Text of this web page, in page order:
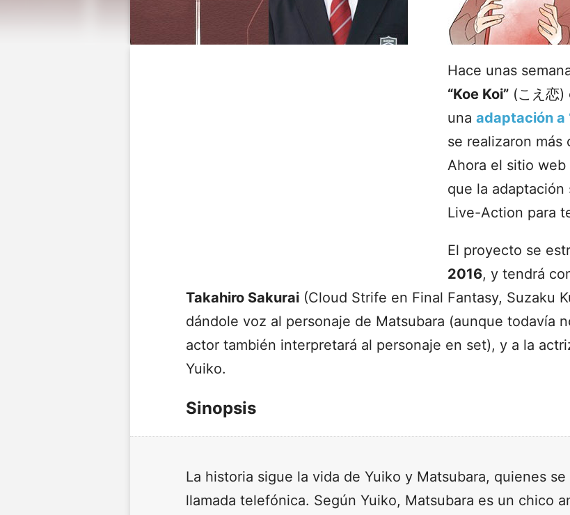
Hace unas
“Koe Koi” (こえ恋
una adaptación a
se realizaron más
Ahora el sitio
que la adaptación
Live-Action para
El proyecto se
2016, y tendrá
Takahiro Sakurai (Cloud Strife en Final Fantasy, Suzaku
dándole voz al personaje de Matsubara (aunque todavía
actor también interpretará al personaje en set), y a la
Yuiko.
Sinopsis
La historia sigue la vida de Yuiko y Matsubara, quienes
llamada telefónica. Según Yuiko, Matsubara es un chico